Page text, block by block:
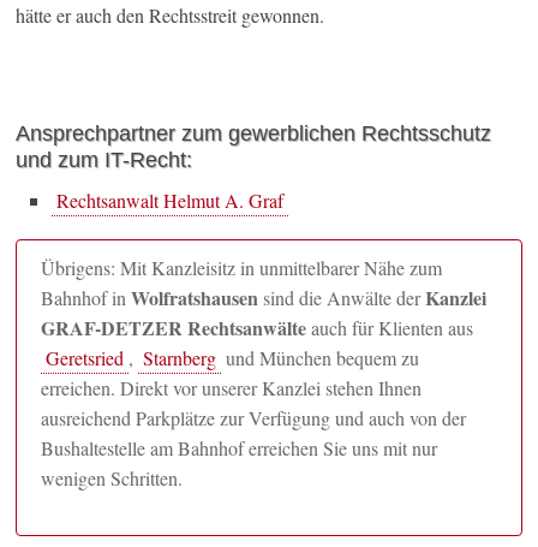
hätte er auch den Rechtsstreit gewonnen.
Ansprechpartner zum gewerblichen Rechtsschutz
und zum IT-Recht:
Rechtsanwalt Helmut A. Graf
Übrigens: Mit Kanzleisitz in unmittelbarer Nähe zum
Bahnhof inWolfratshausensind die Anwälte derKanzlei
GRAF-DETZER Rechtsanwälteauch für Klienten aus
Geretsried , Starnberg und München bequem zu
erreichen. Direkt vor unserer Kanzlei stehen Ihnen
ausreichend Parkplätze zur Verfügung und auch von der
Bushaltestelle am Bahnhof erreichen Sie uns mit nur
wenigen Schritten.